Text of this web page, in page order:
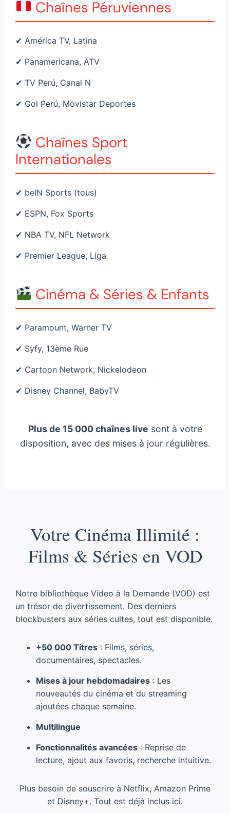
Chaînes Péruviennes
✔ América TV, Latina
✔ Panamericana, ATV
✔ TV Perú, Canal N
✔ Gol Perú, Movistar Deportes
Chaînes Sport
Internationales
✔ beIN Sports (tous)
✔ ESPN, Fox Sports
✔ NBA TV, NFL Network
✔ Premier League, Liga
Cinéma & Séries & Enfants
✔ Paramount, Warner TV
✔ Syfy, 13ème Rue
✔ Cartoon Network, Nickelodeon
✔ Disney Channel, BabyTV
Plus de 15 000 chaînes live sont à votre
disposition, avec des mises à jour régulières.
Votre Cinéma Illimité :
Films & Séries en VOD
Notre bibliothèque Video à la Demande (VOD) est
un trésor de divertissement. Des derniers
blockbusters aux séries cultes, tout est disponible.
+50 000 Titres : Films, séries,
documentaires, spectacles.
Mises à jour hebdomadaires : Les
nouveautés du cinéma et du streaming
ajoutées chaque semaine.
Multilingue
Fonctionnalités avancées : Reprise de
lecture, ajout aux favoris, recherche intuitive.
Plus besoin de souscrire à Netflix, Amazon Prime
et Disney+. Tout est déjà inclus ici.